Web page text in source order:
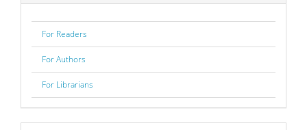
For Readers
For Authors
For Librarians